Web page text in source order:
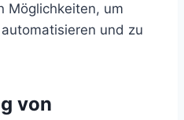
Möglichkeiten, um
und zu
von